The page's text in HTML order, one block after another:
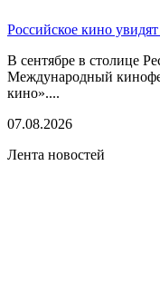
Российское кино
В сентябре в столице
Международный
кино»....
07.08.2026
Лента новостей